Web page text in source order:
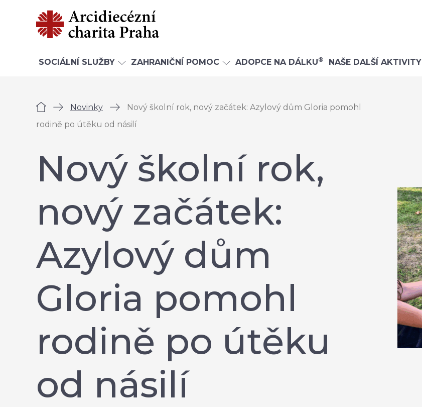
SOCIÁLNÍ SLUŽBY ZAHRANIČNÍ POMOC ADOPCE NA DÁLKU® NAŠE DALŠÍ AKTIVITY
Úvod Novinky
Nový školní rok, nový začátek: Azylový dům Gloria pomohl
rodině po útěku od násilí
Nový školní rok,
nový začátek:
Azylový dům
Gloria pomohl
rodině po útěku
od násilí